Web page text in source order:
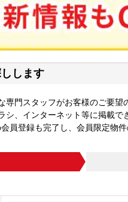
します
門スタッフがお客様のご要望
、インターネット等に掲載で
員登録も完了し、会員限定物